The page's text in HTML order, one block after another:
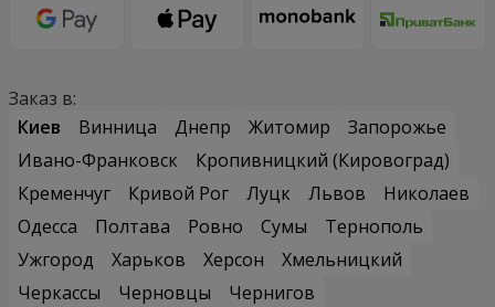
Заказ в:
Киев
Винница Днепр Житомир
Запорожье
Ивано-Франковск
Кропивницкий (Кировоград)
Кременчуг
Кривой Рог Луцк Львов
Николаев
Одесса
Полтава Ровно Сумы
Тернополь
Ужгород
Харьков Херсон
Хмельницкий
Черкассы
Черновцы
Чернигов